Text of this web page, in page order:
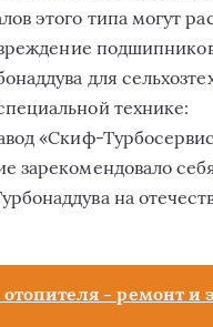
этого типа могут
для
технике:
«Скиф-
зарекомендовало
на
- ремонт и